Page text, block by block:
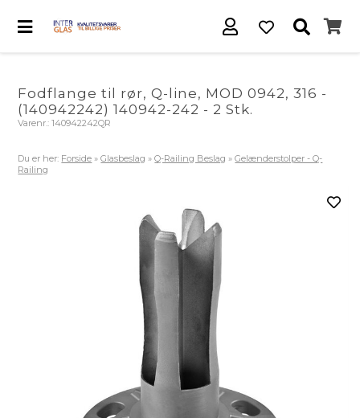
Fodflange til rør, Q-line, MOD 0942, 316 -
(140942242) 140942-242 - 2 Stk.
Varenr.:140942242QR
Du er her: Forside »Glasbeslag »Q-Railing Beslag »Gelænderstolper - Q-
Railing